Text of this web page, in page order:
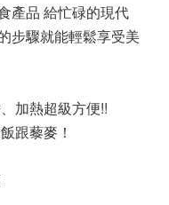
產品 給忙碌的現代
步驟就能輕鬆享受美
加熱超級方便!!
跟藜麥！